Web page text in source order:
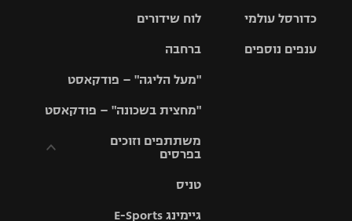
לוח שידורים
ברחבה
"מעל הליגה" – פודקאסט
"מחצית בשכונה" – פודקאסט
משתתפים וזוכים
בפרסים
וזוכים בפרסים
טניס
גיימינג E-Sports
גביע הטוטו
האלופות
ליגה
סל
כדורסל עולמי
ענפים נוספים